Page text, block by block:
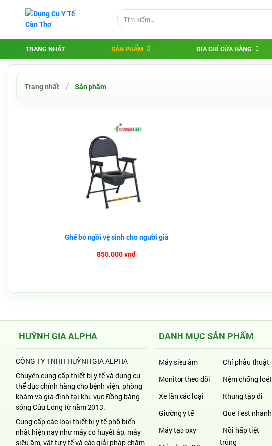
TRANG NHẤT SẢN PHẨM ĐỊA CHỈ CỬA HÀNG
Trang nhất Sản phẩm
Ghế bô ngồi vệ sinh cho người già
850.000 vnđ
HUỲNH GIA ALPHA
CÔNG TY TNHH HUỲNH GIA ALPHA
Chuyên cung cấp thiết bị y tế và dụng cụ
thể dục chính hãng cho bệnh viện, phòng
khám và gia đình tại khu vực Đồng bằng
sông Cửu Long từ năm 2013.
Cung cấp các loại thiết bị y tế phổ biến
nhất hiện nay như máy đo huyết áp, máy
siêu âm, vật tư y tế và các giải pháp chăm
DANH MỤC SẢN PHẨM
Máy siêu âm
Monitor theo dõi
Xe lăn các loại
Giường y tế
Máy tạo oxy
Chỉ phẫu thuật
Nệm chống loét
Khung tập đi
Que Test nhanh
Nồi hấp tiệt
trùng